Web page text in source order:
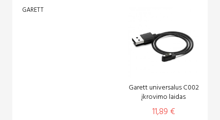
Garett universalus C002
įkrovimo laidas
11,89 €
GARETT